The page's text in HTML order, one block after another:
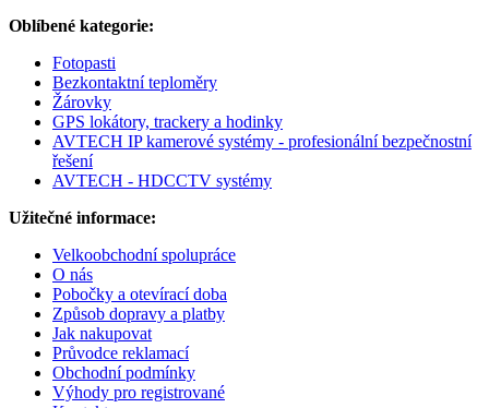
Oblíbené kategorie:
Fotopasti
Bezkontaktní teploměry
Žárovky
GPS lokátory, trackery a hodinky
AVTECH IP kamerové systémy - profesionální bezpečnostní
řešení
AVTECH - HDCCTV systémy
Užitečné informace:
Velkoobchodní spolupráce
O nás
Pobočky a otevírací doba
Způsob dopravy a platby
Jak nakupovat
Průvodce reklamací
Obchodní podmínky
Výhody pro registrované